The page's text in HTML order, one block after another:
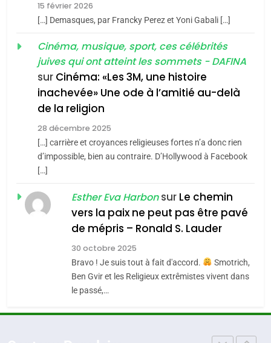
«Tu dis génocide, je dis
guerre»: La nouvelle
chanson de Boy George
ISRAÉL JUDAISME
Accords d’Isaac:
l’alliance pourrait
s’étendre à 13 pays
d’Amérique latine
ISRAÉL JUDAISME
2025, l’année la plus
meurtrière selon le
15 février 2026
[…] Demasques, par Francky Perez et Yoni Gabali […]
Cinéma, musique, sport, ces célébrités
juives qui ont atteint les sommets - DAFINA
sur Cinéma: «Les 3M, une histoire
inachevée» Une ode à l’amitié au-delà
de la religion
28 décembre 2025
[…] carrière et croyances religieuses fortes n’a donc rien
d’impossible, bien au contraire. D’Hollywood à Facebook
[…]
Esther Eva Harbonsur Le chemin
vers la paix ne peut pas être pavé
de mépris – Ronald S. Lauder
30 octobre 2025
Bravo ! Je suis tout à fait d'accord.
Smotrich,
Ben Gvir et les Religieux extrêmistes vivent dans
le passé,…
meurtrière selon le rapport
l’antisémitisme
FIÈRE, DIGNE ET RÉSILIENTE :
POURQUOI JE REVENDIQUE
MA JUDAÏTE par Thérèse
Zrihen-Dvir
ISRAÉL
CE QUI NOUS MANQUE –
JUDAISME
Maroc : Les amandes de
Tafraout, le miel de Tadla
Azilal consacrés produits
du terroir
DAFINA MAROC
Oeil ravageur – Vanessa De